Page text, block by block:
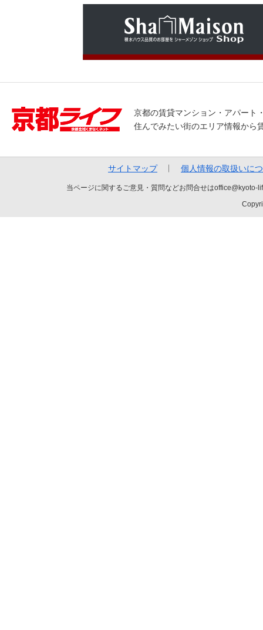
京都の賃貸マンション・アパート
住んでみたい街のエリア情報から
サイトマップ 個人情報の取扱いに
当ページに関するご意見・質問などお問合せは